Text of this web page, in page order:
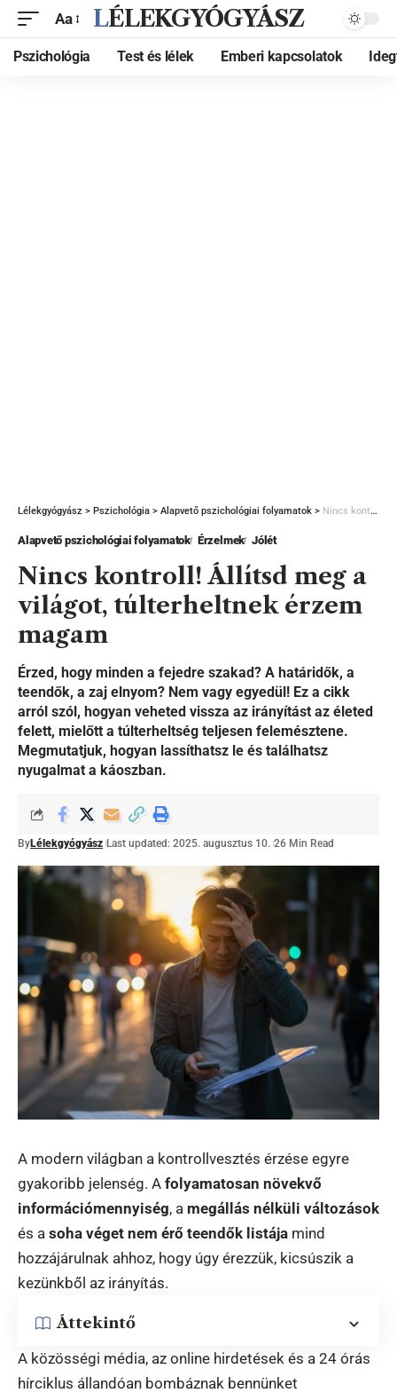
Aa LÉLEKGYÓGYÁSZ
Pszichológia Test és lélek Emberi kapcsolatok
Lélekgyógyász > Pszichológia > Alapvető pszichológiai folyamatok > Nincs kontroll! Állítsd meg a világot, túlterheltnek érzem magam
Alapvető pszichológiai folyamatok Érzelmek Jólét
Nincs kontroll! Állítsd meg a
világot, túlterheltnek érzem
magam
Érzed, hogy minden a fejedre szakad? A határidők, a
teendők, a zaj elnyom? Nem vagy egyedül! Ez a cikk
arról szól, hogyan veheted vissza az irányítást az életed
felett, mielőtt a túlterheltség teljesen felemésztene.
Megmutatjuk, hogyan lassíthatsz le és találhatsz
nyugalmat a káoszban.
ByLélekgyógyász Last updated: 2025. augusztus 10. 26 Min Read
A modern világban a kontrollvesztés érzése egyre
gyakoribb jelenség. A folyamatosan növekvő
információmennyiség, a megállás nélküli változások
és a soha véget nem érő teendők listája mind
hozzájárulnak ahhoz, hogy úgy érezzük, kicsúszik a
kezünkből az irányítás.
Áttekintő
A közösségi média, az online hirdetések és a 24 órás
hírciklus állandóan bombáznak bennünket